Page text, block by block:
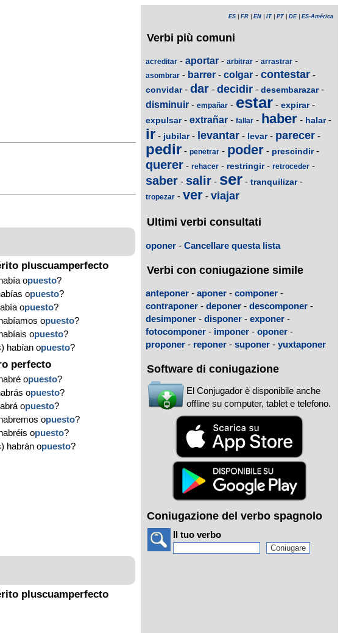
pluscuamperfecto
opuesto?
opuesto?
opuesto?
opuesto?
opuesto?
habían opuesto?
perfecto
opuesto?
opuesto?
opuesto?
opuesto?
opuesto?
habrán opuesto?
pluscuamperfecto
ES FR EN IT PT DE| ES-América
Verbi più comuni
acreditar - aportar - arbitrar - arrastrar -
asombrar - barrer - colgar - contestar -
convidar- dar - decidir - desembarazar-
disminuir - empañar - estar - expirar-
expulsar- extrañar - fallar - haber - halar-
ir - jubilar- levantar - levar- parecer -
pedir - penetrar - poder - prescindir-
querer - rehacer - restringir- retroceder -
saber - salir - ser - tranquilizar-
tropezar - ver - viajar
Ultimi verbi consultati
oponer - Cancellare questa lista
Verbi con coniugazione simile
anteponer - aponer - componer -
contraponer - deponer - descomponer -
desimponer - disponer - exponer -
fotocomponer - imponer - oponer -
proponer - reponer - suponer - yuxtaponer
Software di coniugazione
El Conjugador è disponibile anche
offline su computer, tablet e telefono.
Coniugazione del verbo spagnolo
Il tuo verbo